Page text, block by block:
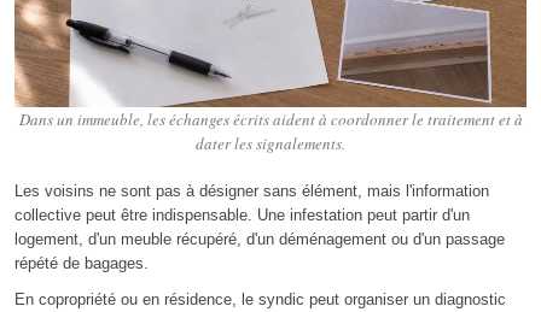
Dans un immeuble, les échanges écrits aident à coordonner le traitement et à
dater les signalements.
Les voisins ne sont pas à désigner sans élément, mais l'information
collective peut être indispensable. Une infestation peut partir d'un
logement, d'un meuble récupéré, d'un déménagement ou d'un passage
répété de bagages.
En copropriété ou en résidence, le syndic peut organiser un diagnostic